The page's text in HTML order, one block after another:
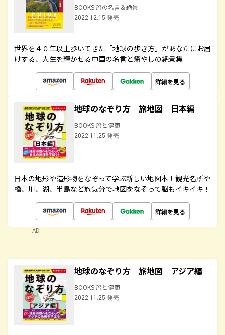
BOOKS 旅の名言＆絶景
2022.12.15 発売
世界を４０年以上歩いてきた「地球の歩き方」があなたにお届
けする、人生を輝かせる中国の名言と癒やしの絶景集
詳細を見る
地球のなぞり方 旅地図 日本編
BOOKS 旅と健康
2022.11.25 発売
日本の地形や造形物をなぞって学ぶ新しい地図本！観光名所や
橋、川、湖、半島など旅気分で地図をなぞって脳もイキイキ！
詳細を見る
AD
地球のなぞり方 旅地図 アジア編
BOOKS 旅と健康
2022.11.25 発売